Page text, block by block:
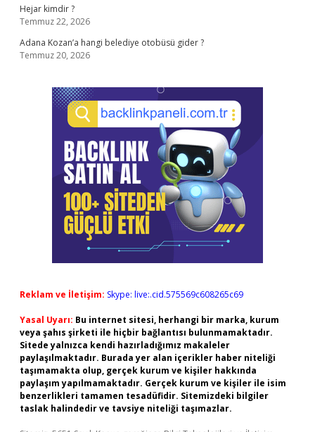
Hejar kimdir ?
Temmuz 22, 2026
Adana Kozan’a hangi belediye otobüsü gider ?
Temmuz 20, 2026
Reklam ve İletişim: Skype: live:.cid.575569c608265c69
Yasal Uyarı: Bu internet sitesi, herhangi bir marka, kurum
veya şahıs şirketi ile hiçbir bağlantısı bulunmamaktadır.
Sitede yalnızca kendi hazırladığımız makaleler
paylaşılmaktadır. Burada yer alan içerikler haber niteliği
taşımamakta olup, gerçek kurum ve kişiler hakkında
paylaşım yapılmamaktadır. Gerçek kurum ve kişiler ile isim
benzerlikleri tamamen tesadüfidir. Sitemizdeki bilgiler
taslak halindedir ve tavsiye niteliği taşımazlar.